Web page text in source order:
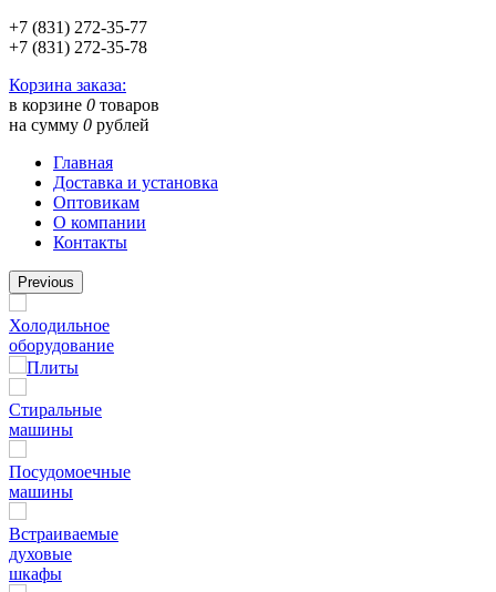
+7 (831) 272-35-77
+7 (831) 272-35-78
Корзина заказа:
в корзине 0 товаров
на сумму 0 рублей
Главная
Доставка и установка
Оптовикам
О компании
Контакты
Previous
Холодильное
оборудование
Плиты
Стиральные
машины
Посудомоечные
машины
Встраиваемые
духовые
шкафы